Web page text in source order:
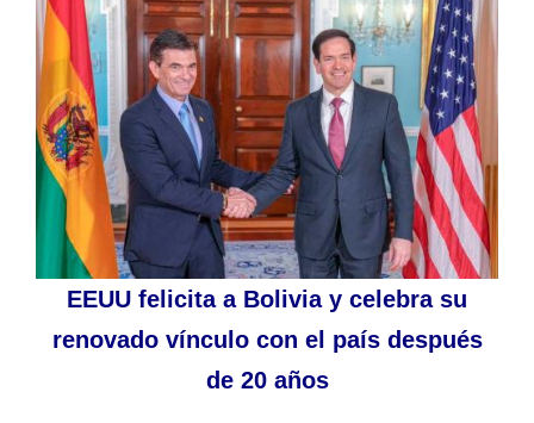
EEUU felicita a Bolivia y celebra su
renovado vínculo con el país después
de 20 años